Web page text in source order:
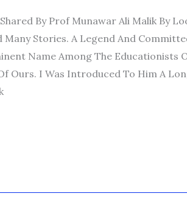
By Prof Munawar Ali Malik By
Many Stories. A Legend And
Name Among The Educationists
Ours. I Was Introduced To Him A